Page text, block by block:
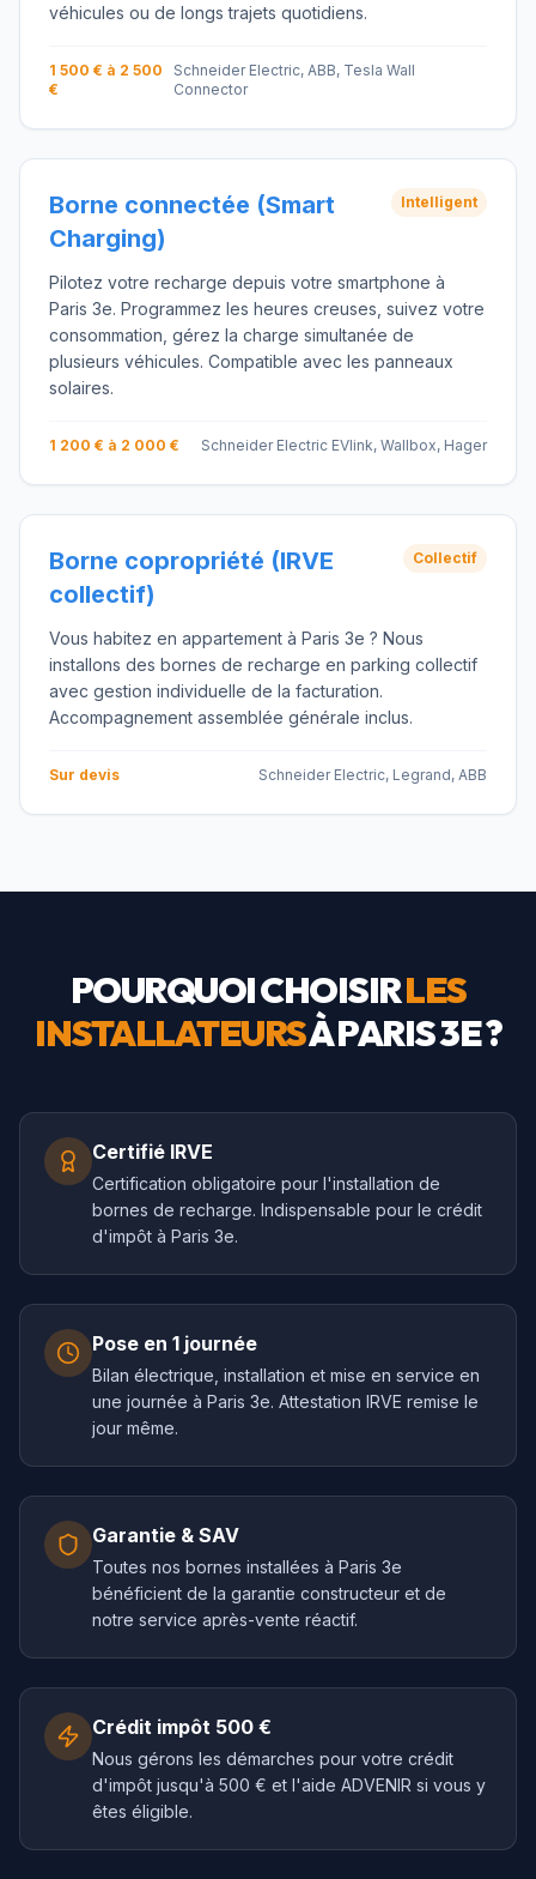
véhicules ou de longs trajets quotidiens.
1 500 € à 2 500
€
Schneider Electric, ABB, Tesla Wall
Connector
Borne connectée (Smart
Charging)
Intelligent
Pilotez votre recharge depuis votre smartphone à
Paris 3e. Programmez les heures creuses, suivez votre
consommation, gérez la charge simultanée de
plusieurs véhicules. Compatible avec les panneaux
solaires.
1 200 € à 2 000 € Schneider Electric EVlink, Wallbox, Hager
Borne copropriété (IRVE
collectif)
Collectif
Vous habitez en appartement à Paris 3e ? Nous
installons des bornes de recharge en parking collectif
avec gestion individuelle de la facturation.
Accompagnement assemblée générale inclus.
Sur devis Schneider Electric, Legrand, ABB
POURQUOI CHOISIRLES
INSTALLATEURSÀPARIS 3E?
Certifié IRVE
Certification obligatoire pour l'installation de
bornes de recharge. Indispensable pour le crédit
d'impôt à Paris 3e.
Pose en 1 journée
Bilan électrique, installation et mise en service en
une journée à Paris 3e. Attestation IRVE remise le
jour même.
Garantie & SAV
Toutes nos bornes installées à Paris 3e
bénéficient de la garantie constructeur et de
notre service après-vente réactif.
Crédit impôt 500 €
Nous gérons les démarches pour votre crédit
d'impôt jusqu'à 500 € et l'aide ADVENIR si vous y
êtes éligible.